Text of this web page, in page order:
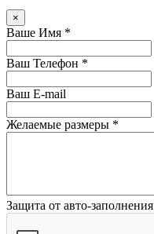
×
Ваше Имя *
Ваш Телефон *
Ваш E-mail
Желаемые размеры *
Защита от авто-заполнения